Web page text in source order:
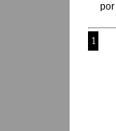
por
1